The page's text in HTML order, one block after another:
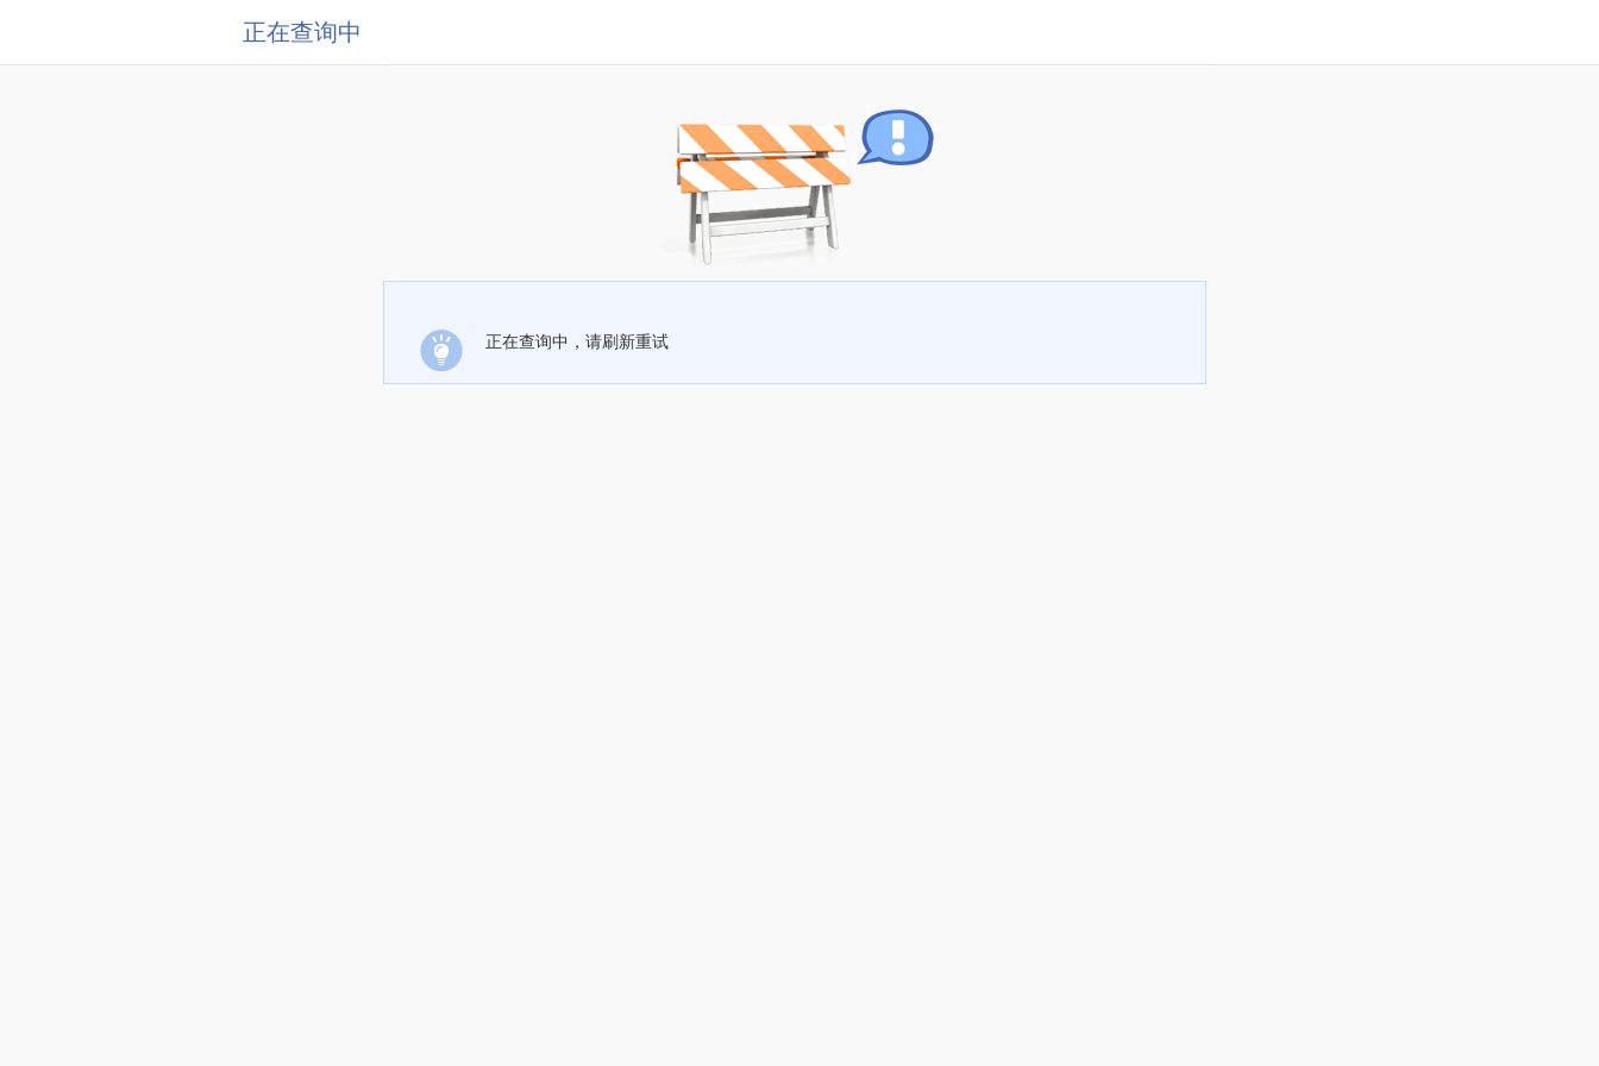
正在查询中
正在查询中，请刷新重试